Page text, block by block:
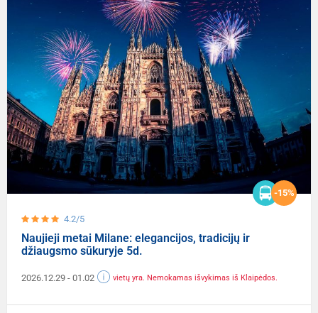
4.2/5
-15%
Naujieji metai Milane: elegancijos, tradicijų ir
džiaugsmo sūkuryje 5d.
2026.12.29 - 01.02 vietų yra. Nemokamas išvykimas iš Klaipėdos.